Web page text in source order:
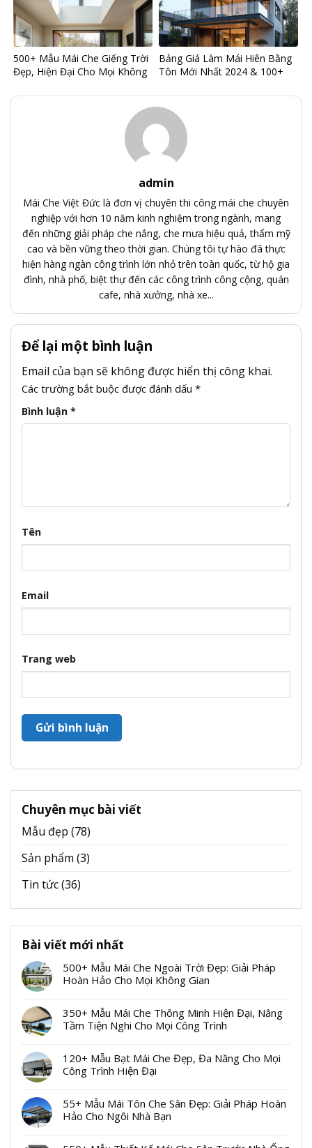
500+ Mẫu Mái Che Giếng Trời
Đẹp, Hiện Đại Cho Mọi Không
Bảng Giá Làm Mái Hiên Bằng
Tôn Mới Nhất 2024 & 100+
admin
Mái Che Việt Đức là đơn vị chuyên thi công mái che chuyên
nghiệp với hơn 10 năm kinh nghiệm trong ngành, mang
đến những giải pháp che nắng, che mưa hiệu quả, thẩm mỹ
cao và bền vững theo thời gian. Chúng tôi tự hào đã thực
hiện hàng ngàn công trình lớn nhỏ trên toàn quốc, từ hộ gia
đình, nhà phố, biệt thự đến các công trình công cộng, quán
cafe, nhà xưởng, nhà xe...
Để lại một bình luận
Email của bạn sẽ không được hiển thị công khai.
Các trường bắt buộc được đánh dấu *
Bình luận *
Tên
Email
Trang web
Chuyên mục bài viết
Mẫu đẹp (78)
Sản phẩm (3)
Tin tức(36)
Bài viết mới nhất
500+ Mẫu Mái Che Ngoài Trời Đẹp: Giải Pháp
Hoàn Hảo Cho Mọi Không Gian
350+ Mẫu Mái Che Thông Minh Hiện Đại, Nâng
Tầm Tiện Nghi Cho Mọi Công Trình
120+ Mẫu Bạt Mái Che Đẹp, Đa Năng Cho Mọi
Công Trình Hiện Đại
55+ Mẫu Mái Tôn Che Sân Đẹp: Giải Pháp Hoàn
Hảo Cho Ngôi Nhà Bạn